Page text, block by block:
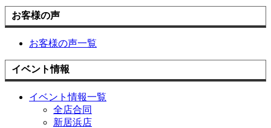
お客様の声
お客様の声一覧
イベント情報
イベント情報一覧
全店合同
新居浜店